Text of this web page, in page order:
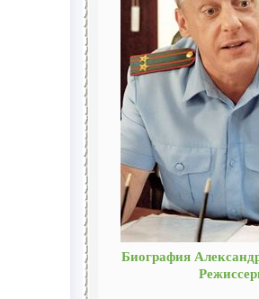
Биография